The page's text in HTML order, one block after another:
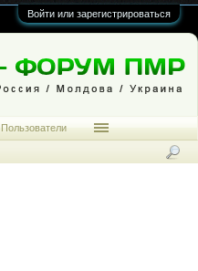
Войти или зарегистрироваться
Пользователи